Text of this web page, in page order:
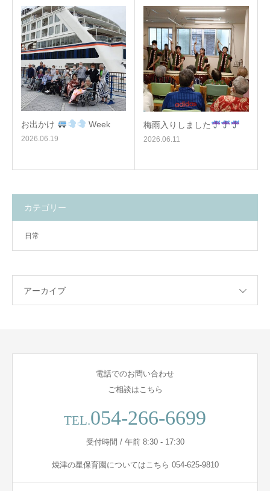
お出かけ Week
2026.06.19
梅雨入りしました
2026.06.11
カテゴリー
日常
アーカイブ
電話でのお問い合わせ
ご相談はこちら
TEL.054-266-6699
受付時間 / 午前 8:30 - 17:30
焼津の星保育園についてはこちら 054-625-9810